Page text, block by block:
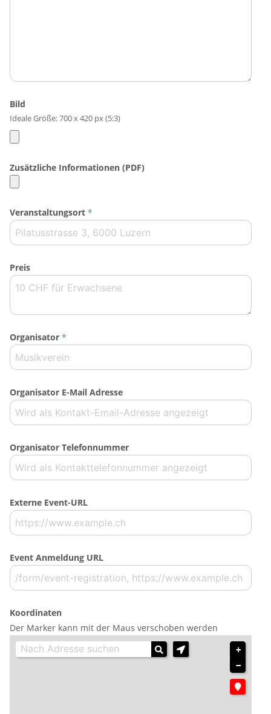
Bild
Ideale Größe: 700 x 420 px (5:3)
Zusätzliche Informationen (PDF)
Veranstaltungsort *
Preis
Organisator *
Organisator E-Mail Adresse
Organisator Telefonnummer
Externe Event-URL
Event Anmeldung URL
Koordinaten
Der Marker kann mit der Maus verschoben werden
+
−